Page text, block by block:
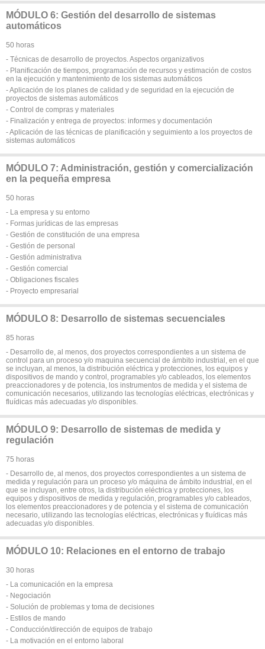
MÓDULO 6: Gestión del desarrollo de sistemas
automáticos
50 horas
- Técnicas de desarrollo de proyectos. Aspectos organizativos
- Planificación de tiempos, programación de recursos y estimación de costos
en la ejecución y mantenimiento de los sistemas automáticos
- Aplicación de los planes de calidad y de seguridad en la ejecución de
proyectos de sistemas automáticos
- Control de compras y materiales
- Finalización y entrega de proyectos: informes y documentación
- Aplicación de las técnicas de planificación y seguimiento a los proyectos de
sistemas automáticos
MÓDULO 7: Administración, gestión y comercialización
en la pequeña empresa
50 horas
- La empresa y su entorno
- Formas jurídicas de las empresas
- Gestión de constitución de una empresa
- Gestión de personal
- Gestión administrativa
- Gestión comercial
- Obligaciones fiscales
- Proyecto empresarial
MÓDULO 8: Desarrollo de sistemas secuenciales
85 horas
- Desarrollo de, al menos, dos proyectos correspondientes a un sistema de
control para un proceso y/o maquina secuencial de ámbito industrial, en el que
se incluyan, al menos, la distribución eléctrica y protecciones, los equipos y
dispositivos de mando y control, programables y/o cableados, los elementos
preaccionadores y de potencia, los instrumentos de medida y el sistema de
comunicación necesarios, utilizando las tecnologías eléctricas, electrónicas y
fluídicas más adecuadas y/o disponibles.
MÓDULO 9: Desarrollo de sistemas de medida y
regulación
75 horas
- Desarrollo de, al menos, dos proyectos correspondientes a un sistema de
medida y regulación para un proceso y/o máquina de ámbito industrial, en el
que se incluyan, entre otros, la distribución eléctrica y protecciones, los
equipos y dispositivos de medida y regulación, programables y/o cableados,
los elementos preaccionadores y de potencia y el sistema de comunicación
necesario, utilizando las tecnologías eléctricas, electrónicas y fluídicas más
adecuadas y/o disponibles.
MÓDULO 10: Relaciones en el entorno de trabajo
30 horas
- La comunicación en la empresa
- Negociación
- Solución de problemas y toma de decisiones
- Estilos de mando
- Conducción/dirección de equipos de trabajo
- La motivación en el entorno laboral